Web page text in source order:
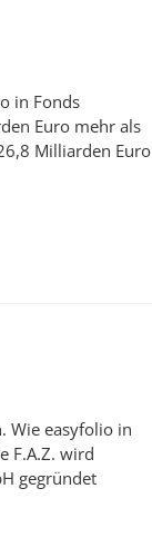
in Fonds
Euro mehr als
Milliarden Euro
Wie easyfolio in
F.A.Z. wird
gegründet